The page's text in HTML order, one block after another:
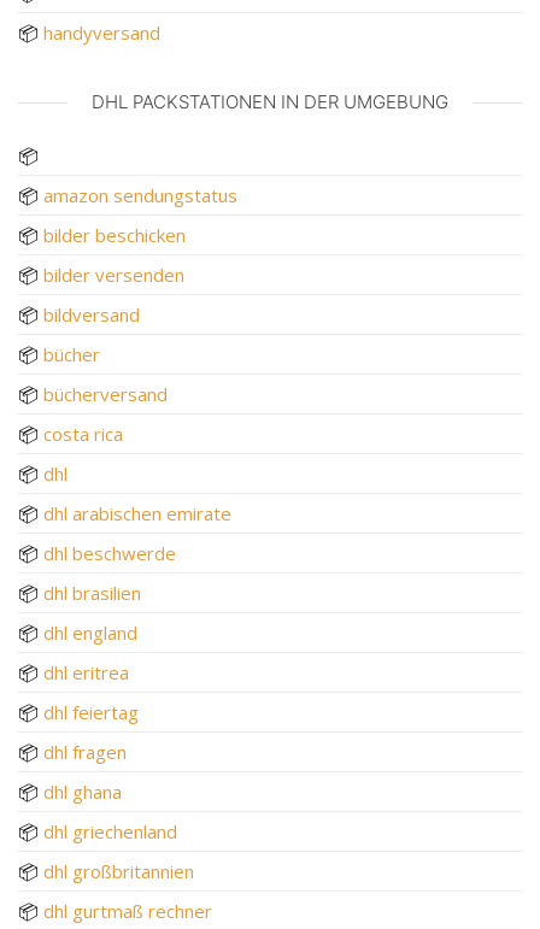
📦 handyversand
DHL PACKSTATIONEN IN DER UMGEBUNG
📦
📦 amazon sendungstatus
📦 bilder beschicken
📦 bilder versenden
📦 bildversand
📦 bücher
📦 bücherversand
📦 costa rica
📦 dhl
📦 dhl arabischen emirate
📦 dhl beschwerde
📦 dhl brasilien
📦 dhl england
📦 dhl eritrea
📦 dhl feiertag
📦 dhl fragen
📦 dhl ghana
📦 dhl griechenland
📦 dhl großbritannien
📦 dhl gurtmaß rechner